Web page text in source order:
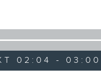
02:04 -